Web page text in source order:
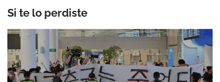
Si te lo perdiste